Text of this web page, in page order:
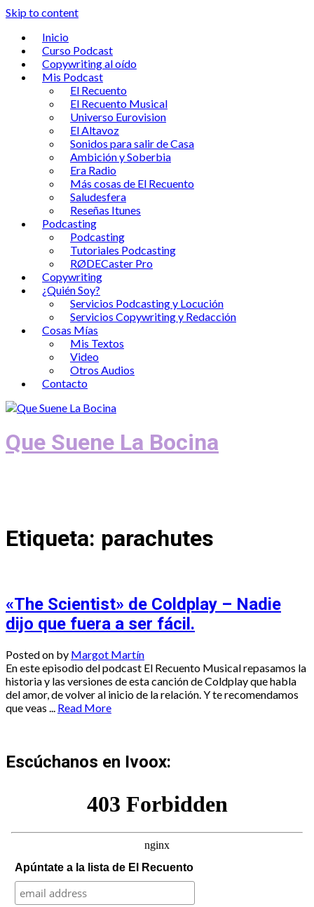
Skip to content
Inicio
Curso Podcast
Copywriting al oído
Mis Podcast
El Recuento
El Recuento Musical
Universo Eurovision
El Altavoz
Sonidos para salir de Casa
Ambición y Soberbia
Era Radio
Más cosas de El Recuento
Saludesfera
Reseñas Itunes
Podcasting
Podcasting
Tutoriales Podcasting
RØDECaster Pro
Copywriting
¿Quién Soy?
Servicios Podcasting y Locución
Servicios Copywriting y Redacción
Cosas Mías
Mis Textos
Video
Otros Audios
Contacto
Que Suene La Bocina
Etiqueta: parachutes
«The Scientist» de Coldplay – Nadie
dijo que fuera a ser fácil.
Posted on by Margot Martín
En este episodio del podcast El Recuento Musical repasamos la
historia y las versiones de esta canción de Coldplay que habla
del amor, de volver al inicio de la relación. Y te recomendamos
que veas ...
Read More
Escúchanos en Ivoox:
Apúntate a la lista de El Recuento